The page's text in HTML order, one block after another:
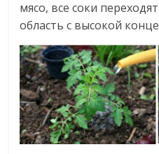
мясо, все соки
область с высокой